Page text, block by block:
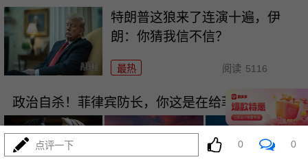
特朗普这狼来了连演十遍，伊
朗：你猜我信不信？
最热 阅读 5116
政治自杀！菲律宾防长，你这是在给菲律宾掘墓！
点评一下 0 0